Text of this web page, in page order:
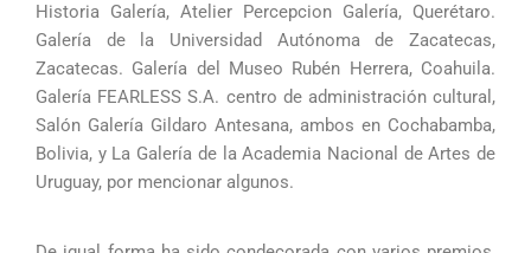
Historia Galería, Atelier Percepcion Galería, Querétaro.
Galería de la Universidad Autónoma de Zacatecas,
Zacatecas. Galería del Museo Rubén Herrera, Coahuila.
Galería FEARLESS S.A. centro de administración cultural,
Salón Galería Gildaro Antesana, ambos en Cochabamba,
Bolivia, y La Galería de la Academia Nacional de Artes de
Uruguay, por mencionar algunos.